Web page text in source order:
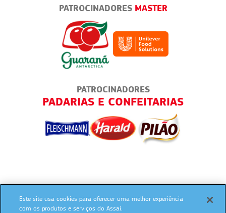
PATROCINADORES MASTER
PATROCINADORES
PADARIAS E CONFEITARIAS
SIGA NAS REDES SOCIAIS:
Este site usa cookies para oferecer uma melhor experiência
com os produtos e serviços do Assaí.